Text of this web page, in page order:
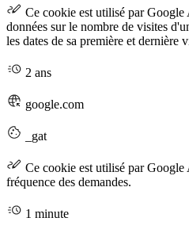
Ce cookie est utilisé par
données sur le nombre de visites
les dates de sa première et dernière
2 ans
google.com
_gat
Ce cookie est utilisé par
fréquence des demandes.
1 minute